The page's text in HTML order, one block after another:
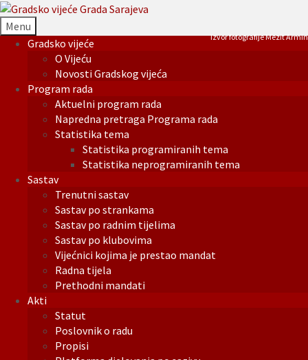
Menu
Gradsko vijeće
O Vijeću
Novosti Gradskog vijeća
Program rada
Aktuelni program rada
Napredna pretraga Programa rada
Statistika tema
Statistika programiranih tema
Statistika neprogramiranih tema
Sastav
Trenutni sastav
Sastav po strankama
Sastav po radnim tijelima
Sastav po klubovima
Vijećnici kojima je prestao mandat
Radna tijela
Prethodni mandati
Akti
Statut
Poslovnik o radu
Propisi
Izvor fotografije Mezit Armin